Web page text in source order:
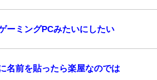
ーミングPCみたいにしたい
名前を貼ったら楽屋なのでは